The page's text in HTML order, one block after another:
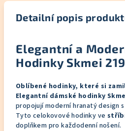
Detailní popis
Elegantní a
Hodinky Skmei
Oblíbené hodinky, které si
Elegantní dámské hodinky
propojují moderní hranatý design
Tyto celokovové hodinky ve
doplňkem pro každodenní nošení.